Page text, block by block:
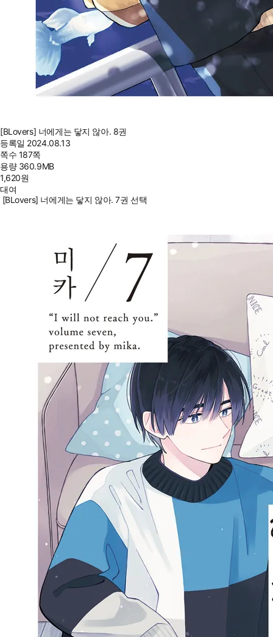
[BLovers] 너에게는 닿지 않아. 8권
등록일 2024.08.13
쪽수 187쪽
용량 360.9MB
1,620원
대여
[BLovers] 너에게는 닿지 않아. 7권 선택